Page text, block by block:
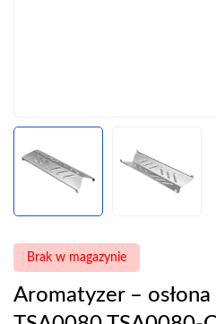
Brak w magazynie
Aromatyzer –